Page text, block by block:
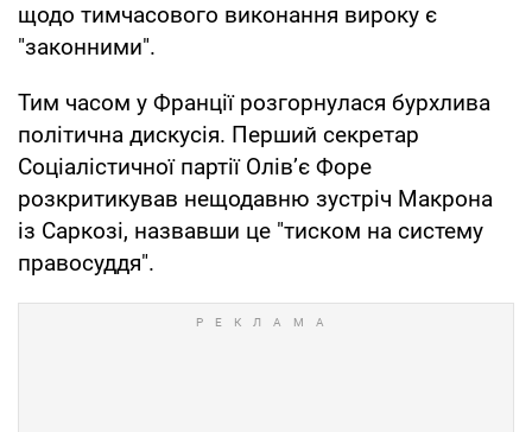
щодо тимчасового виконання вироку є
"законними".
Тим часом у Франції розгорнулася бурхлива
політична дискусія. Перший секретар
Соціалістичної партії Олів’є Форе
розкритикував нещодавню зустріч Макрона
із Саркозі, назвавши це "тиском на систему
правосуддя".